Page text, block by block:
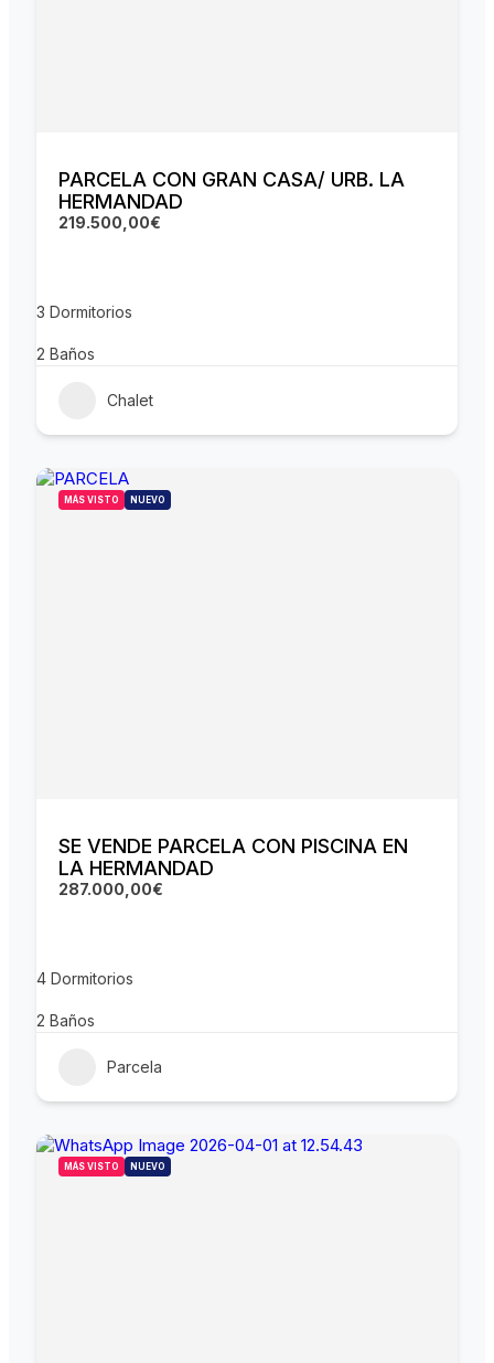
PARCELA CON GRAN CASA/ URB. LA
HERMANDAD
219.500,00€
3 Dormitorios
2 Baños
Chalet
MÁS VISTO NUEVO
SE VENDE PARCELA CON PISCINA EN
LA HERMANDAD
287.000,00€
4 Dormitorios
2 Baños
Parcela
MÁS VISTO NUEVO